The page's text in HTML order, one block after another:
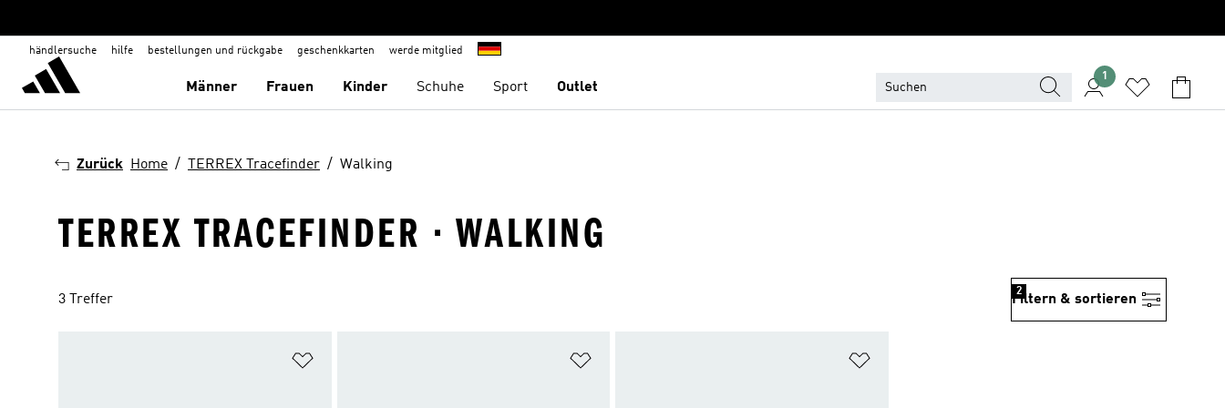
händlersuche hilfe bestellungen und rückgabe geschenkkarten werde mitglied
Männer Frauen Kinder Schuhe Sport Outlet
1
Zurück Home TERREX Tracefinder Walking
TERREX TRACEFINDER · WALKING
3 Treffer Filtern & sortieren
2